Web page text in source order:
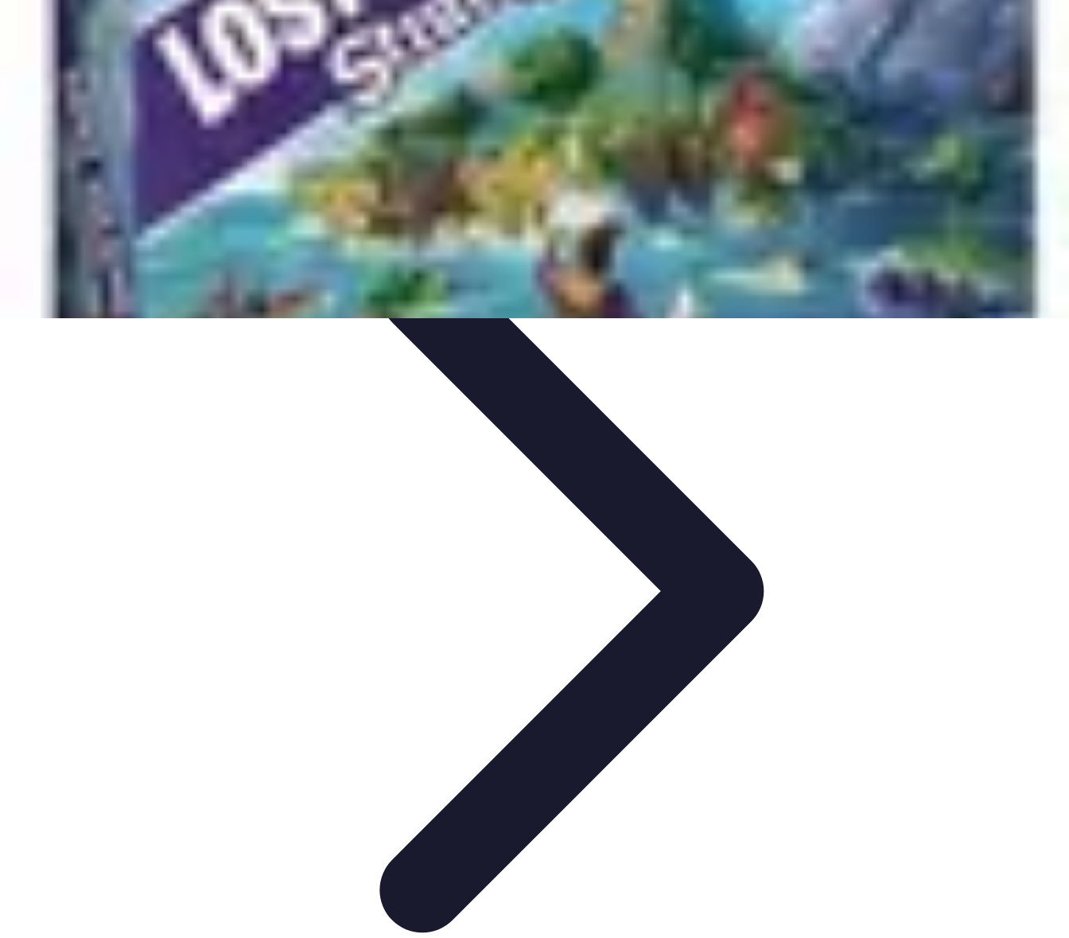
Conseils et Techniques Entraînement et TechniquesPassion et MotivationCulture Tennis
Passion Tennis